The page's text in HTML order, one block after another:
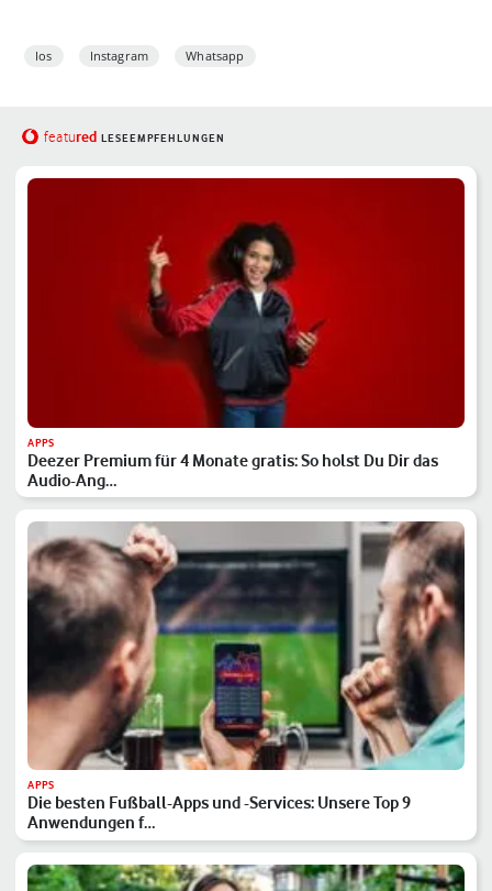
Ios Instagram Whatsapp
featured LESEEMPFEHLUNGEN
APPS
Deezer Premium für 4 Monate gratis: So holst Du Dir das
Audio-Ang…
APPS
Die besten Fußball-Apps und -Services: Unsere Top 9
Anwendungen f…